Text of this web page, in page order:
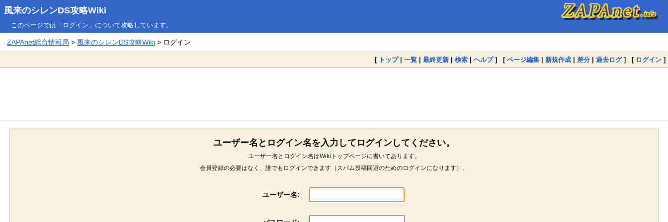
風来のシレンDS攻略Wiki
このページでは「ログイン」について攻略しています。
ZAPAnet総合情報局 > 風来のシレンDS攻略Wiki > ログイン
[ トップ| 一覧 | 最終更新 | 検索 | ヘルプ] [ ページ編集 | 新規作成 | 差分 | 過去ログ] [ ログイン ]
ユーザー名とログイン名を入力してログインしてください。
ユーザー名とログイン名はWikiトップページに書いてあります。
会員登録の必要はなく、誰でもログインできます（スパム投稿回避のためのログインになります）。
ユーザー名: